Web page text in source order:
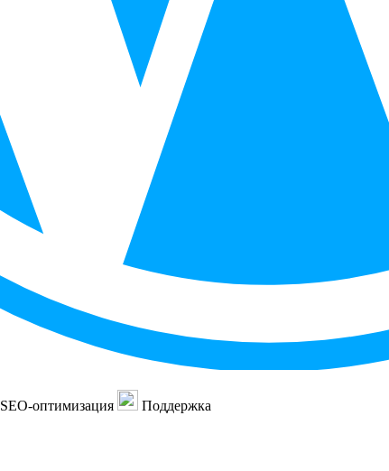
SEO-оптимизация
Поддержка